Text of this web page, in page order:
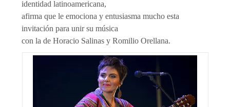
identidad latinoamericana,
afirma que le emociona y entusiasma mucho esta
invitación para unir su música
con la de Horacio Salinas y Romilio Orellana.